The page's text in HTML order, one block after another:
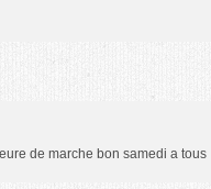
de marche bon samedi a tous